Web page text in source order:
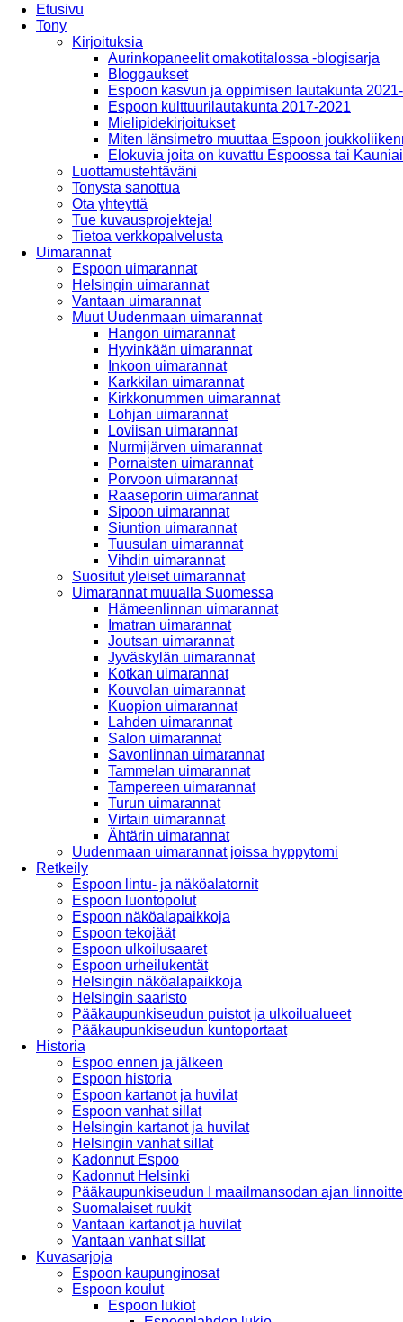
Etusivu
Tony
Kirjoituksia
Aurinkopaneelit omakotitalossa -blogisarja
Bloggaukset
Espoon kasvun ja oppimisen lautakunta
Espoon kulttuurilautakunta 2017-2021
Mielipidekirjoitukset
Miten länsimetro muuttaa Espoon
Elokuvia joita on kuvattu Espoossa tai
Luottamustehtäväni
Tonysta sanottua
Ota yhteyttä
Tue kuvausprojekteja!
Tietoa verkkopalvelusta
Uimarannat
Espoon uimarannat
Helsingin uimarannat
Vantaan uimarannat
Muut Uudenmaan uimarannat
Hangon uimarannat
Hyvinkään uimarannat
Inkoon uimarannat
Karkkilan uimarannat
Kirkkonummen uimarannat
Lohjan uimarannat
Loviisan uimarannat
Nurmijärven uimarannat
Pornaisten uimarannat
Porvoon uimarannat
Raaseporin uimarannat
Sipoon uimarannat
Siuntion uimarannat
Tuusulan uimarannat
Vihdin uimarannat
Suositut yleiset uimarannat
Uimarannat muualla Suomessa
Hämeenlinnan uimarannat
Imatran uimarannat
Joutsan uimarannat
Jyväskylän uimarannat
Kotkan uimarannat
Kouvolan uimarannat
Kuopion uimarannat
Lahden uimarannat
Salon uimarannat
Savonlinnan uimarannat
Tammelan uimarannat
Tampereen uimarannat
Turun uimarannat
Virtain uimarannat
Ähtärin uimarannat
Uudenmaan uimarannat joissa hyppytorni
Retkeily
Espoon lintu- ja näköalatornit
Espoon luontopolut
Espoon näköalapaikkoja
Espoon tekojäät
Espoon ulkoilusaaret
Espoon urheilukentät
Helsingin näköalapaikkoja
Helsingin saaristo
Pääkaupunkiseudun puistot ja ulkoilualueet
Pääkaupunkiseudun kuntoportaat
Historia
Espoo ennen ja jälkeen
Espoon historia
Espoon kartanot ja huvilat
Espoon vanhat sillat
Helsingin kartanot ja huvilat
Helsingin vanhat sillat
Kadonnut Espoo
Kadonnut Helsinki
Pääkaupunkiseudun I maailmansodan ajan
Suomalaiset ruukit
Vantaan kartanot ja huvilat
Vantaan vanhat sillat
Kuvasarjoja
Espoon kaupunginosat
Espoon koulut
Espoon lukiot